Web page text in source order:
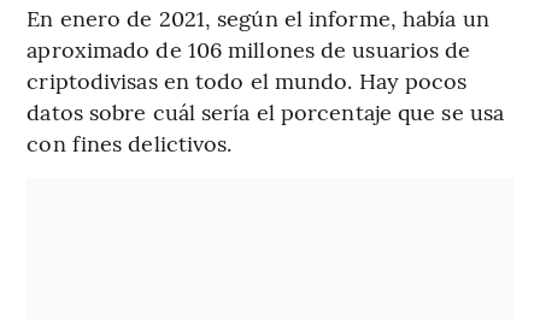
En enero de 2021, según el informe, había un
aproximado de 106 millones de usuarios de
criptodivisas en todo el mundo. Hay pocos
datos sobre cuál sería el porcentaje que se usa
con fines delictivos.